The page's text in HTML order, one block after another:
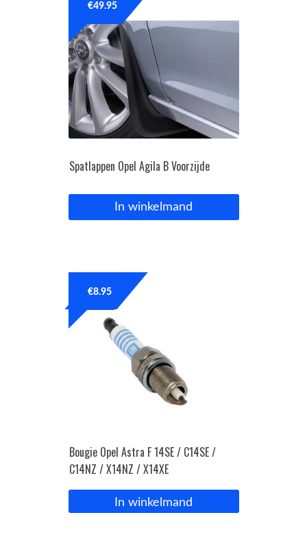
Spatlappen Opel Agila B Voorzijde
€49.95
In winkelmand
Bougie Opel Astra F 14SE / C14SE /
C14NZ / X14NZ / X14XE
€8.95
In winkelmand